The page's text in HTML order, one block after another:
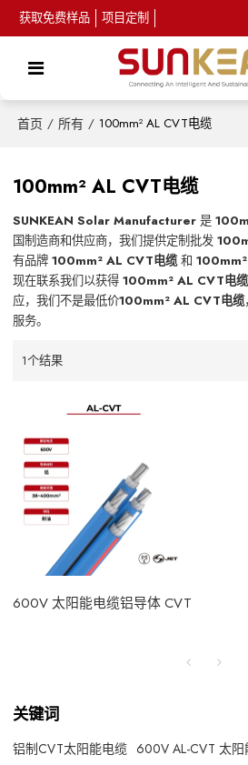
获取免费样品 项目定制
首页 / 所有 / 100mm² AL CVT电缆
100mm² AL CVT电缆
SUNKEAN Solar Manufacturer 是
国制造商和供应商，我们提供定制批发
有品牌100mm² AL CVT电缆和
现在联系我们以获得100mm² AL CVT电缆
应，我们不是最低价100mm² AL CVT电缆
服务。
1个结果
600V 太阳能电缆铝导体 CVT
关键词
铝制CVT太阳能电缆 600V AL-CVT 太阳